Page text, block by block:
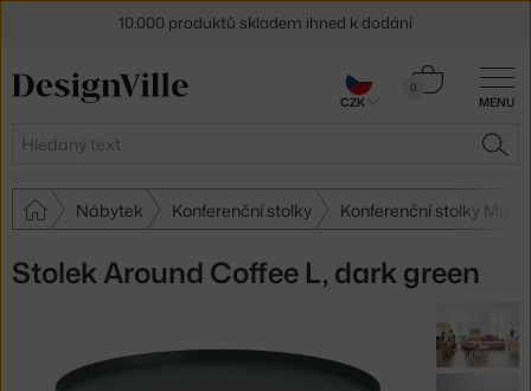
MENU
Hledat
0
Košík
Nábytek Konferenční stolky Konferenční stolky
Stolek Around Coffee L, dark green
10.000 produktů skladem ihned k dodání
Sleva 5 % pro odběratele
CZK